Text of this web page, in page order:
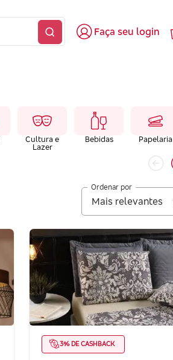
Faça seu login
Cultura e
Lazer
Bebidas Papelaria
Ordenar por
3% DE CASHBACK